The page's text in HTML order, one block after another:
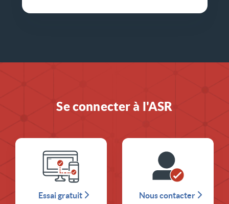
Se connecter à l'ASR
Essai gratuit Nous contacter